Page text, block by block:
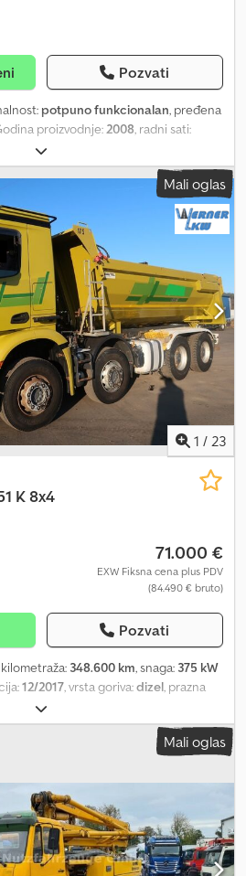
Pozvati
potpuno funkcionalan, pređena
proizvodnje:2008, radni sati:
84.48 8X4 480 KS, Euro 4 Ručni
radio Nadogradnja: Betonska
Godina proizvodnje nadogradnje: 2008
Radni sati pomoćnog motora: 23245
tona Gume: 1. 30%, 2. 30%, 3. 30%, 4.
Pređeni kilometri: 514130 Prva
Mali oglas
1 / 23
K 8x4
71.000 €
EXW Fiksna cena plus PDV
(84.490 € bruto)
Pozvati
348.600 km, snaga: 375 kW
12/2017, vrsta goriva:dizel, prazna
težina:
osovina:8x4, kočnice:retarder, boja:
, Oprema:
nizak nivo buke, retarder,
prikolice, Rezervoar za ureo (AdBlue)
Kuka za prikolicu (50 mm)
EBS Navigacioni sistem Euro 6 C
klima Dautel čelična okrugla
Mali oglas